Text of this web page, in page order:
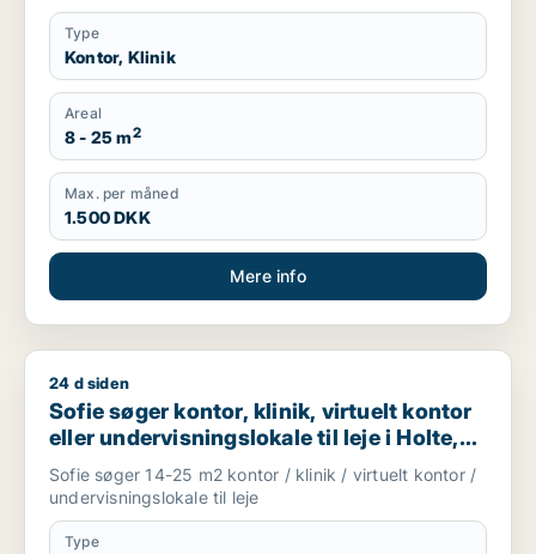
Type
Kontor, Klinik
Areal
8 - 25 m2
Max. per måned
1.500 DKK
Mere info
Sofie søger kontor, klinik, virtuelt kontor eller
24 d siden
Sofie søger kontor, klinik, virtuelt kontor
eller undervisningslokale til leje i Holte,
Vedbæk eller Hørsholm m.fl.
Sofie søger 14-25 m2 kontor / klinik / virtuelt kontor /
undervisningslokale til leje
Type